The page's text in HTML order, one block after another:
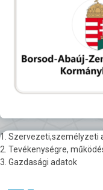
1. Szervezeti,személyzeti
2. Tevékenységre,
3. Gazdasági adatok